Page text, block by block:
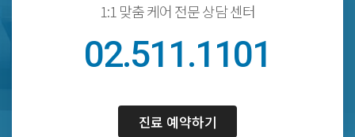
1:1 맞춤 케어 전문 상담 센터
02.511.1101
진료 예약하기